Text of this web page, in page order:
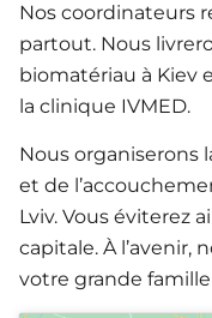
Nos coordinateurs
partout. Nous
biomatériau à Kiev
la clinique IVMED.
Nous organiserons
et de
Lviv. Vous éviterez
capitale. À l’avenir,
votre grande